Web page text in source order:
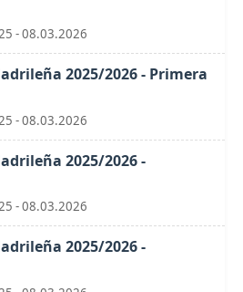
- 08.03.2026
2025/2026 - Primera
- 08.03.2026
2025/2026 -
- 08.03.2026
2025/2026 -